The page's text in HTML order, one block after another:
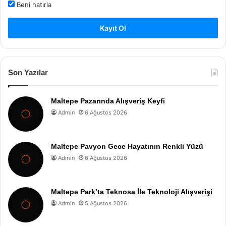
Beni hatırla
Kayıt Ol
Son Yazılar
Maltepe Pazarında Alışveriş Keyfi
Admin 6 Ağustos 2026
Maltepe Pavyon Gece Hayatının Renkli Yüzü
Admin 6 Ağustos 2026
Maltepe Park’ta Teknosa İle Teknoloji Alışverişi
Admin 5 Ağustos 2026